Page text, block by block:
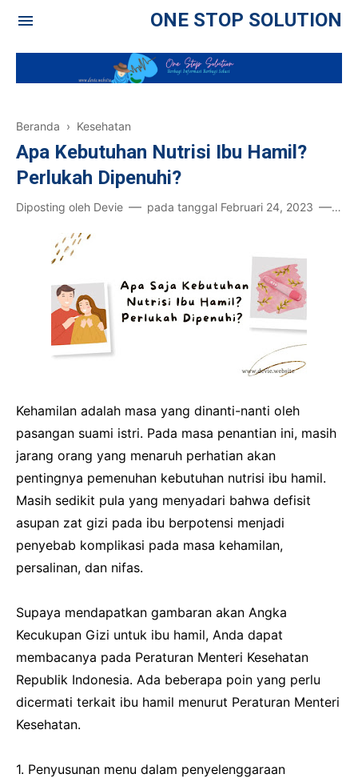
ONE STOP SOLUTION
Beranda › Kesehatan
Apa Kebutuhan Nutrisi Ibu Hamil?
Perlukah Dipenuhi?
Diposting oleh Devie pada tanggal Februari 24, 2023 7
Kehamilan adalah masa yang dinanti-nanti oleh
pasangan suami istri. Pada masa penantian ini, masih
jarang orang yang menaruh perhatian akan
pentingnya pemenuhan kebutuhan nutrisi ibu hamil.
Masih sedikit pula yang menyadari bahwa defisit
asupan zat gizi pada ibu berpotensi menjadi
penyebab komplikasi pada masa kehamilan,
persalinan, dan nifas.
Supaya mendapatkan gambaran akan Angka
Kecukupan Gizi untuk ibu hamil, Anda dapat
membacanya pada Peraturan Menteri Kesehatan
Republik Indonesia. Ada beberapa poin yang perlu
dicermati terkait ibu hamil menurut Peraturan Menteri
Kesehatan.
1. Penyusunan menu dalam penyelenggaraan